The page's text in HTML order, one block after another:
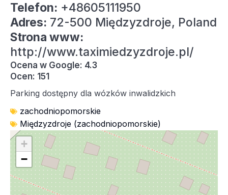
Telefon: +48605111950
Adres: 72-500 Międzyzdroje, Poland
Strona www:
http://www.taximiedzyzdroje.pl/
Ocena w Google: 4.3
Ocen: 151
Parking dostępny dla wózków inwalidzkich
zachodniopomorskie
Międzyzdroje (zachodniopomorskie)
+
−